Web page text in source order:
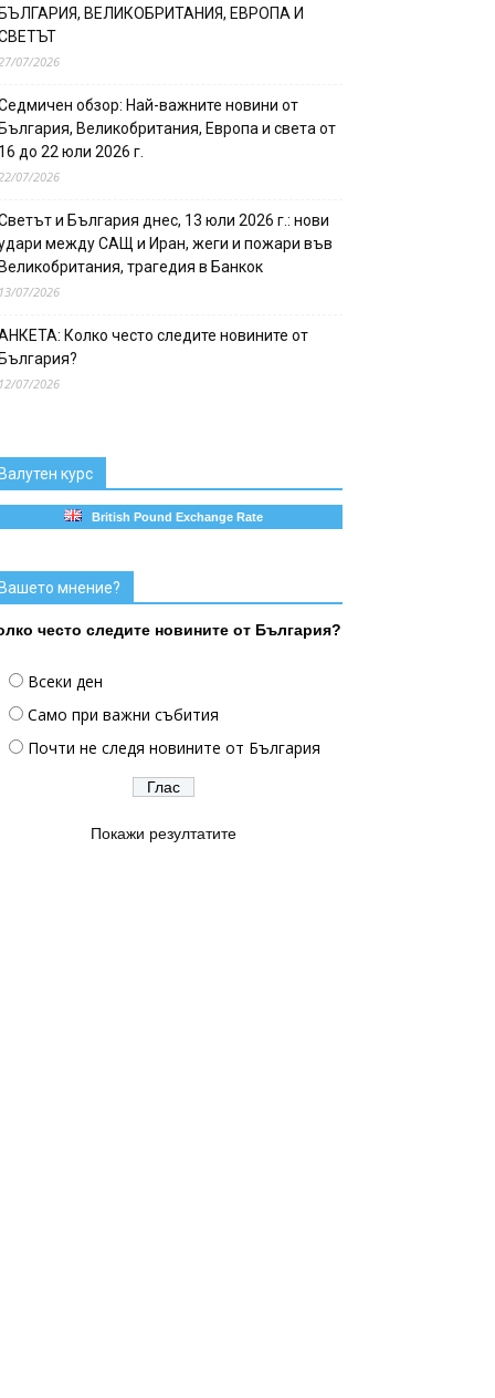
ВЕЛИКОБРИТАНИЯ, ЕВРОПА И
07/2026
обзор: Най-важните новини от
Великобритания, Европа и света от
до 22 юли 2026 г.
07/2026
и България днес, 13 юли 2026 г.: нови
между САЩ и Иран, жеги и пожари във
трагедия в Банкок
07/2026
Колко често следите новините от
07/2026
курс
British Pound Exchange Rate
мнение?
често следите новините от България?
Всеки ден
Само при важни събития
Почти не следя новините от България
Покажи резултатите